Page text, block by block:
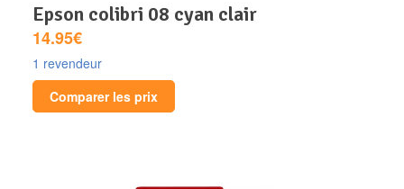
epson colibri 08 cyan clair
14.95€
1 revendeur
Comparer les prix